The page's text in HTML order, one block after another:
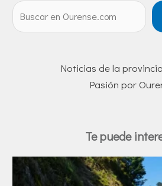
Noticias de la
Pasión por
Te puede